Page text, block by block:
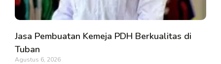
Jasa Pembuatan Kemeja PDH Berkualitas di
Tuban
Agustus 6, 2026